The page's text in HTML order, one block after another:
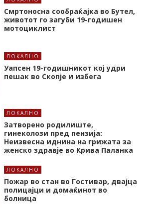
Смртоносна сообраќајка во Бутел,
животот го загуби 19-годишен
мотоциклист
ЛОКАЛНО
Уапсен 19-годишникот кој удри
пешак во Скопје и избега
ЛОКАЛНО
Затворено родилиште,
гинеколози пред пензија:
Неизвесна иднина на грижата за
женско здравје во Крива Паланка
ЛОКАЛНО
Пожар во стан во Гостивар, двајца
полицајци и домаќинот во
болница